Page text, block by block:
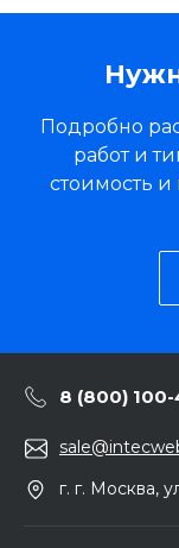
Подробно
работ и
стоимость
8 (800)
г. г. Москва,